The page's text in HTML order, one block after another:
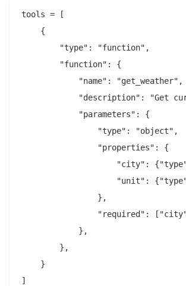
tools = [
    {
        "type": "function",
        "function": {
            "name": "get_weather",
"description": "Get
            "parameters": {
                "type": "object",
                "properties": {
"city":
"unit":
                },
"required":
            },
        },
    }
]